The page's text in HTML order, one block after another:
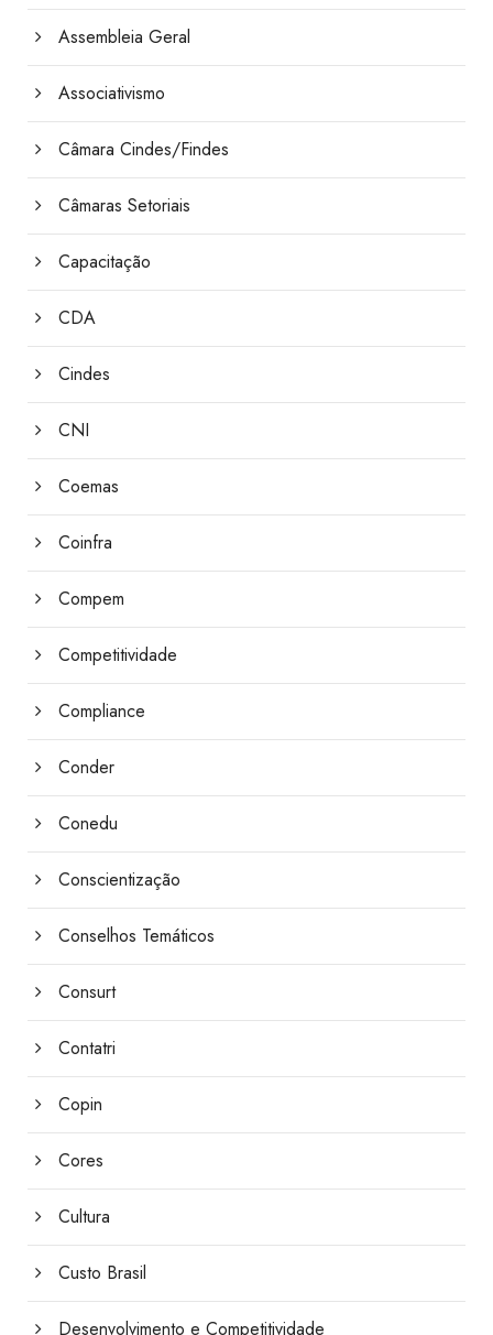
Assembleia Geral
Associativismo
Câmara Cindes/Findes
Câmaras Setoriais
Capacitação
CDA
Cindes
CNI
Coemas
Coinfra
Compem
Competitividade
Compliance
Conder
Conedu
Conscientização
Conselhos Temáticos
Consurt
Contatri
Copin
Cores
Cultura
Custo Brasil
Desenvolvimento e Competitividade